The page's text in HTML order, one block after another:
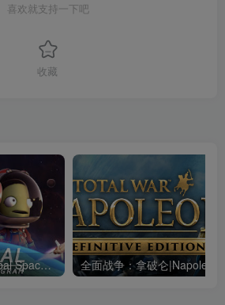
喜欢就支持一下吧
收藏
坎巴拉太空计划|Kerbal Space Program|1.12.5.3190|整合全DLC